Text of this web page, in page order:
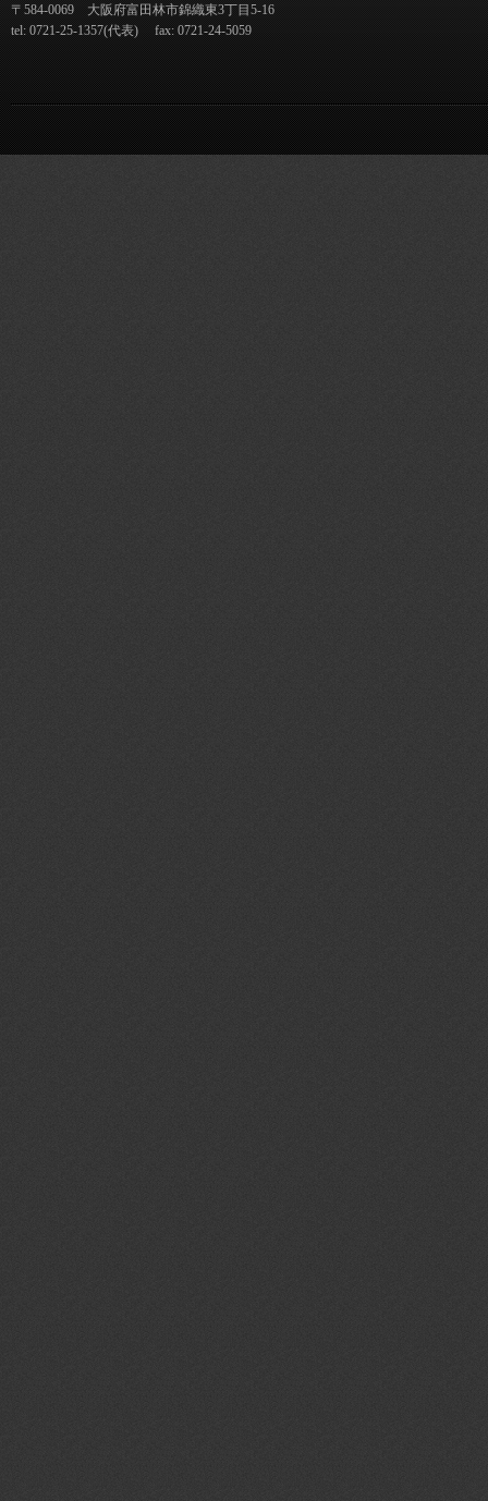
〒584-0069 大阪府富田林市錦織東3丁目5-16
tel: 0721-25-1357(代表) fax: 0721-24-5059